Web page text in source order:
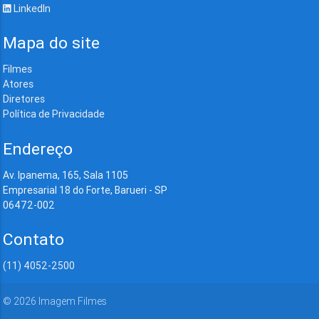
LinkedIn
Mapa do site
Filmes
Atores
Diretores
Política de Privacidade
Endereço
Av. Ipanema, 165, Sala 1105
Empresarial 18 do Forte, Barueri - SP
06472-002
Contato
(11) 4052-2500
© 2026 Imagem Filmes